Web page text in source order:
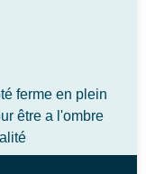
ferme en plein
être a l'ombre